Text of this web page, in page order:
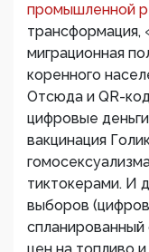
промышленной
трансформация,
миграционная
коренного
Отсюда и QR-
цифровые
вакцинация
тиктокерами. И
выборов